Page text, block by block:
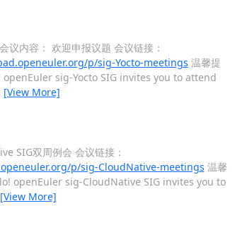
内容： 欢迎申报议题 会议链接：
p/sig-Yocto-meetings 温馨提
sig-Yocto SIG invites you to attend
[View More]
SIG双周例会 会议链接：
p/sig-CloudNative-meetings 温馨
openEuler sig-CloudNative SIG invites you to
[View More]